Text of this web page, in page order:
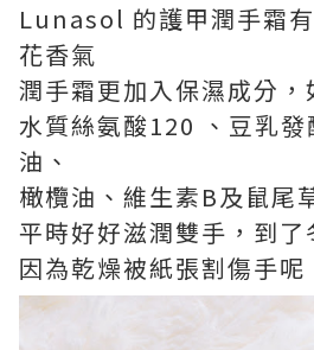
Lunasol 的護甲潤手霜
花香氣
潤手霜更加入保濕成分，
水質絲氨酸120 、豆乳發
油、
橄欖油、維生素B及鼠尾
平時好好滋潤雙手，到
因為乾燥被紙張割傷手呢